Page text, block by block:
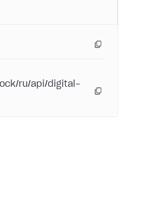
ru/api/digital-